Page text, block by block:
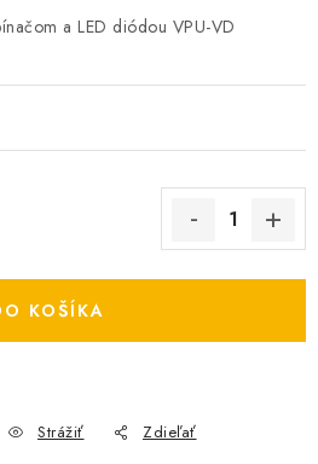
a LED diódou VPU-VD
KOŠÍKA
Strážiť Zdieľať